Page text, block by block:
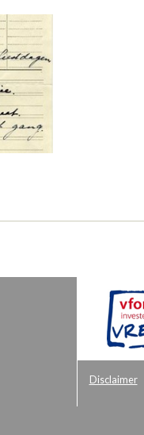
Disclaimer